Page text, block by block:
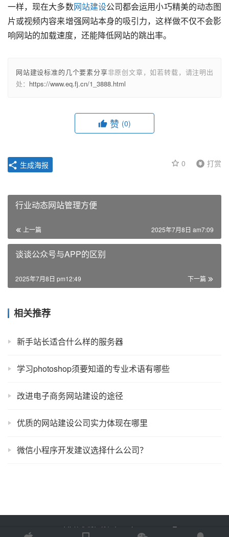
一样，现在大多数网站建设公司都会运用小巧精美的动态图
片或视频内容来增强网站本身的吸引力，这样做不仅不会影
响网站的加载速度，还能降低网站的跳出率。
网站建设标准的几个要素分享非原创文章，如若转载，请注明出
处： https://www.eq.fj.cn/1_3888.html
赞 (0)
0 打赏
生成海报
行业动态网站管理方便
上一篇 2025年7月8日 am7:09
谈谈公众号与APP的区别
下一篇
2025年7月8日 pm12:49
相关推荐
新手站长适合什么样的服务器
学习photoshop须要知道的专业术语有哪些
改进电子商务网站建设的途径
优质的网站建设公司实力体现在哪里
微信小程序开发建议选择什么公司？
Copyright © 2025 金海技术 版权所有 鲁ICP备2022012774号-2